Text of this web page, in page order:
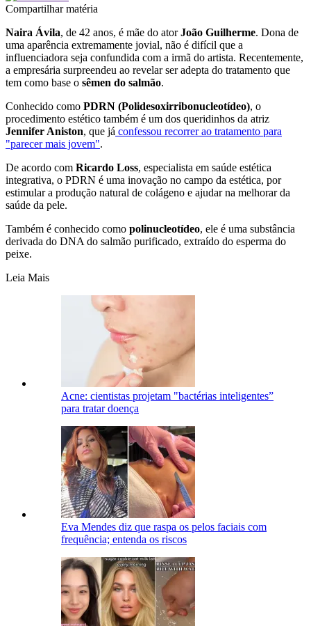
Compartilhar matéria
Naira Ávila, de 42 anos, é mãe do atorJoão Guilherme. Dona de
uma aparência extremamente jovial, não é difícil que a
influenciadora seja confundida com a irmã do artista. Recentemente,
a empresária surpreendeu ao revelar ser adepta do tratamento que
tem como base o sêmen do salmão.
Conhecido como PDRN (Polidesoxirribonucleotídeo), o
procedimento estético também é um dos queridinhos da atriz
Jennifer Aniston, que já confessou recorrer ao tratamento para
"parecer mais jovem".
De acordo com Ricardo Loss, especialista em saúde estética
integrativa, o PDRN é uma inovação no campo da estética, por
estimular a produção natural de colágeno e ajudar na melhorar da
saúde da pele.
Também é conhecido como polinucleotídeo, ele é uma substância
derivada do DNA do salmão purificado, extraído do esperma do
peixe.
Leia Mais
Acne: cientistas projetam "bactérias inteligentes”
para tratar doença
Eva Mendes diz que raspa os pelos faciais com
frequência; entenda os riscos